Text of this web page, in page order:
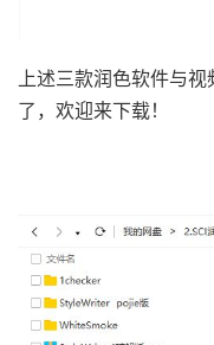
上述三款润色软件与
了，欢迎来下载！